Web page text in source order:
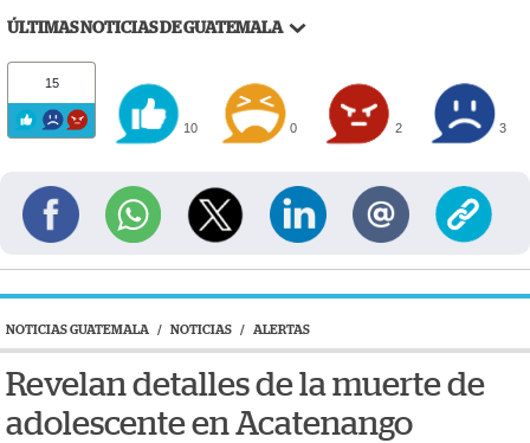
ÚLTIMAS NOTICIAS DE GUATEMALA
15
10 0 2 3
NOTICIAS GUATEMALA / NOTICIAS / ALERTAS
Revelan detalles de la muerte de
adolescente en Acatenango